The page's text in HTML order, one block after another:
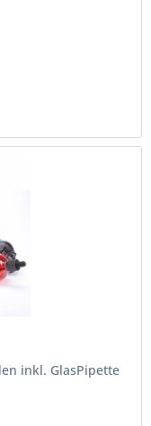
inkl. GlasPipette